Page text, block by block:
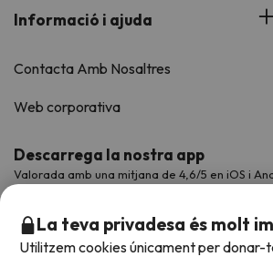
Informació i ajuda
Contacta Amb Nosaltres
Web corporativa
Descarrega la nostra app
Valorada amb una mitjana de 4,6/5 en iOS i
La teva privadesa és molt
Utilitzem cookies únicament per donar-